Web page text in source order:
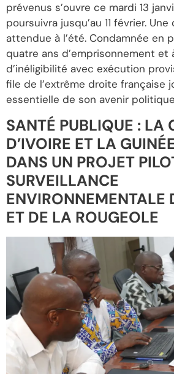
prévenus s’ouvre ce mardi 13
poursuivra jusqu’au 11 février.
attendue à l’été. Condamnée en
quatre ans d’emprisonnement et
d’inéligibilité avec exécution
file de l’extrême droite française
essentielle de son avenir
SANTÉ PUBLIQUE : LA
D’IVOIRE ET LA
DANS UN PROJET
SURVEILLANCE
ENVIRONNEMENTALE
ET DE LA ROUGEOLE